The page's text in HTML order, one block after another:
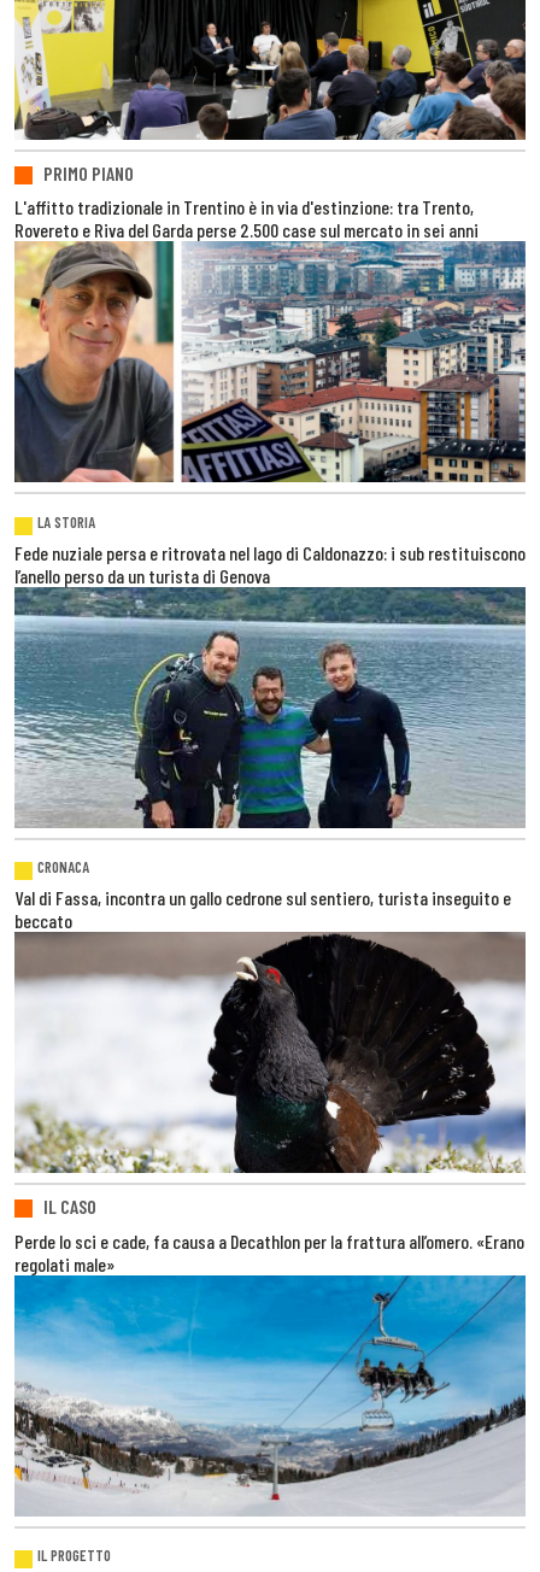
PRIMO PIANO
L'affitto tradizionale in Trentino è in via d'estinzione: tra Trento,
Rovereto e Riva del Garda perse 2.500 case sul mercato in sei anni
LA STORIA
Fede nuziale persa e ritrovata nel lago di Caldonazzo: i sub restituiscono
l’anello perso da un turista di Genova
CRONACA
Val di Fassa, incontra un gallo cedrone sul sentiero, turista inseguito e
beccato
IL CASO
Perde lo sci e cade, fa causa a Decathlon per la frattura all’omero. «Erano
regolati male»
IL PROGETTO